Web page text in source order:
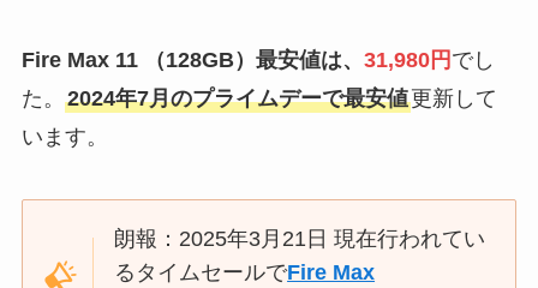
Fire Max 11 （128GB） 最安値は、 31,980円 でし
た。 2024年7月のプライムデーで最安値更新して
います。
朗報：2025年3月21日 現在行われてい
るタイムセールでFire Max